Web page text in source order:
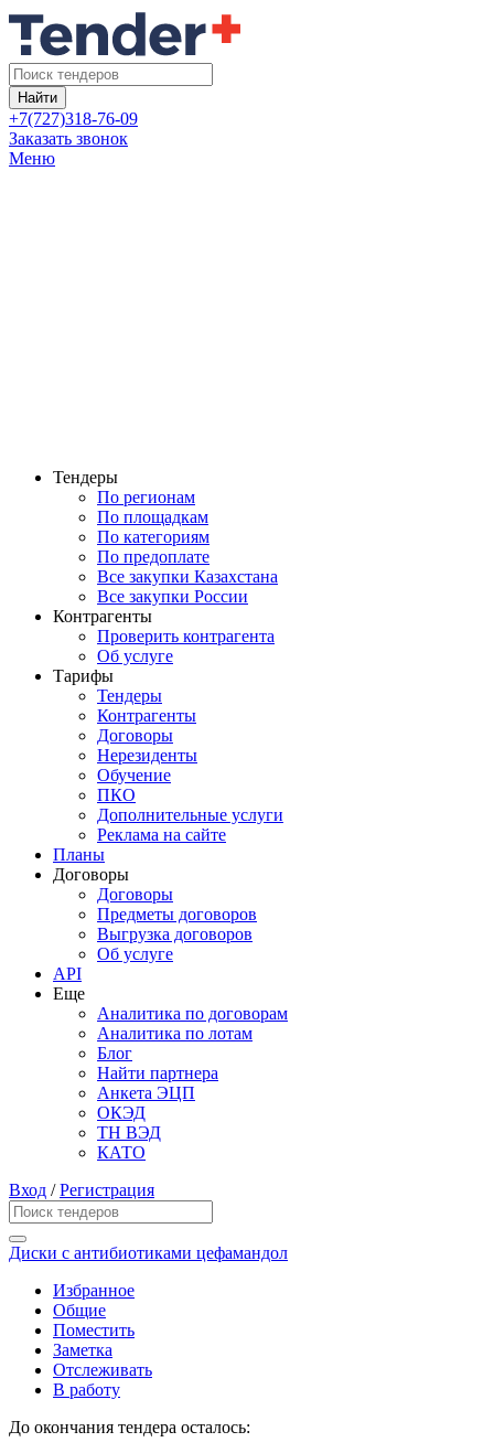
Найти
+7(727)318-76-09
Заказать звонок
Меню
Тендеры
По регионам
По площадкам
По категориям
По предоплате
Все закупки Казахстана
Все закупки России
Контрагенты
Проверить контрагента
Об услуге
Тарифы
Тендеры
Контрагенты
Договоры
Нерезиденты
Обучение
ПКО
Дополнительные услуги
Реклама на сайте
Планы
Договоры
Договоры
Предметы договоров
Выгрузка договоров
Об услуге
API
Еще
Аналитика по договорам
Аналитика по лотам
Блог
Найти партнера
Анкета ЭЦП
ОКЭД
ТН ВЭД
КАТО
Вход /Регистрация
Диски с антибиотиками цефамандол
Избранное
Общие
Поместить
Заметка
Отслеживать
В работу
До окончания тендера осталось: